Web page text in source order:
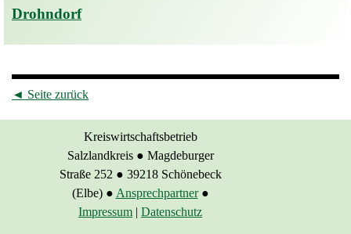
Drohndorf
◄ Seite zurück
Kreiswirtschaftsbetrieb
Salzlandkreis ● Magdeburger
Straße 252 ● 39218 Schönebeck
(Elbe) ● Ansprechpartner ●
Impressum | Datenschutz